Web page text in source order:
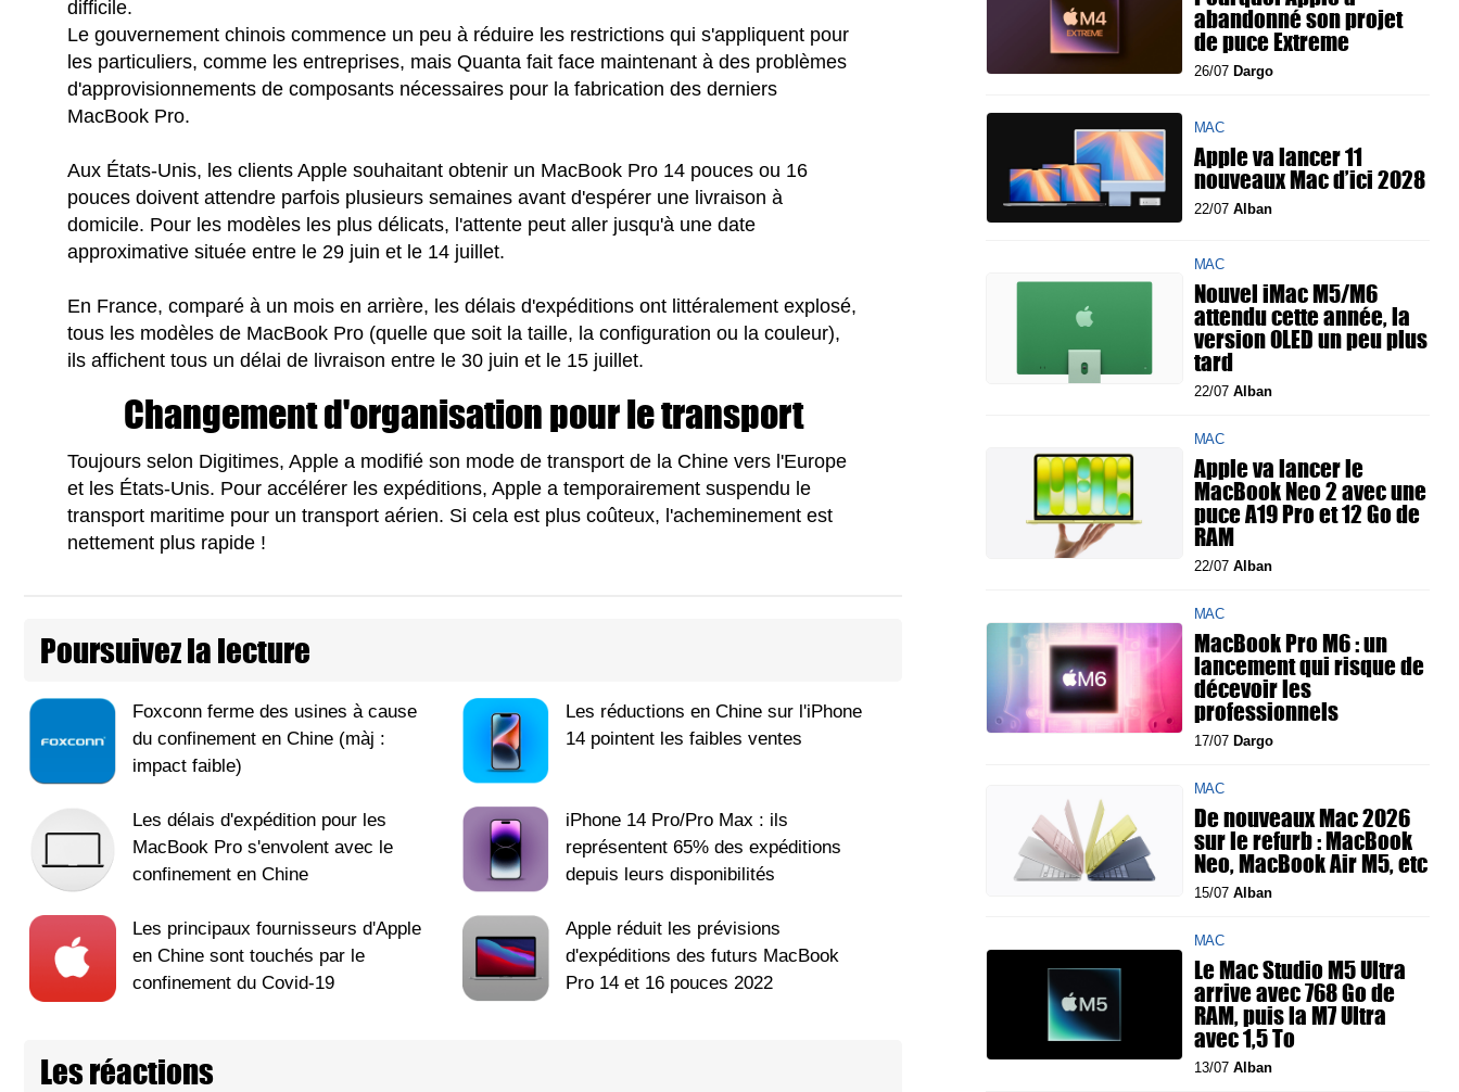
difficile.
Le gouvernement chinois commence un peu à réduire les restrictions qui s'appliquent pour
les particuliers, comme les entreprises, mais Quanta fait face maintenant à des problèmes
d'approvisionnements de composants nécessaires pour la fabrication des derniers
MacBook Pro.
Aux États-Unis, les clients Apple souhaitant obtenir un MacBook Pro 14 pouces ou 16
pouces doivent attendre parfois plusieurs semaines avant d'espérer une livraison à
domicile. Pour les modèles les plus délicats, l'attente peut aller jusqu'à une date
approximative située entre le 29 juin et le 14 juillet.
En France, comparé à un mois en arrière, les délais d'expéditions ont littéralement explosé,
tous les modèles de MacBook Pro (quelle que soit la taille, la configuration ou la couleur),
ils affichent tous un délai de livraison entre le 30 juin et le 15 juillet.
Changement d'organisation pour le transport
Toujours selon Digitimes, Apple a modifié son mode de transport de la Chine vers l'Europe
et les États-Unis. Pour accélérer les expéditions, Apple a temporairement suspendu le
transport maritime pour un transport aérien. Si cela est plus coûteux, l'acheminement est
nettement plus rapide !
Poursuivez la lecture
Foxconn ferme des usines à cause
du confinement en Chine (màj :
impact faible)
Les réductions en Chine sur l'iPhone
14 pointent les faibles ventes
Les délais d'expédition pour les
MacBook Pro s'envolent avec le
confinement en Chine
iPhone 14 Pro/Pro Max : ils
représentent 65% des expéditions
depuis leurs disponibilités
Les principaux fournisseurs d'Apple
en Chine sont touchés par le
confinement du Covid-19
Apple réduit les prévisions
d'expéditions des futurs MacBook
Pro 14 et 16 pouces 2022
Les réactions
abandonné son projet
de puce Extreme
26/07 Dargo
MAC
Apple va lancer 11
nouveaux Mac d’ici 2028
22/07 Alban
MAC
Nouvel iMac M5/M6
attendu cette année, la
version OLED un peu plus
tard
22/07 Alban
MAC
Apple va lancer le
MacBook Neo 2 avec une
puce A19 Pro et 12 Go de
RAM
22/07 Alban
MAC
MacBook Pro M6 : un
lancement qui risque de
décevoir les
professionnels
17/07 Dargo
MAC
De nouveaux Mac 2026
sur le refurb : MacBook
Neo, MacBook Air M5, etc
15/07 Alban
MAC
Le Mac Studio M5 Ultra
arrive avec 768 Go de
RAM, puis la M7 Ultra
avec 1,5 To
13/07 Alban